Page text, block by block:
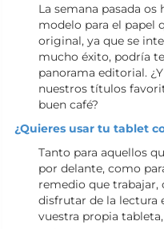
La semana pasada
modelo para el papel
original, ya que se
mucho éxito, podría
panorama editorial.
nuestros títulos
buen café?
¿Quieres usar tu tablet
Tanto para aquellos
por delante, como
remedio que trabajar,
disfrutar de la lectura
vuestra propia